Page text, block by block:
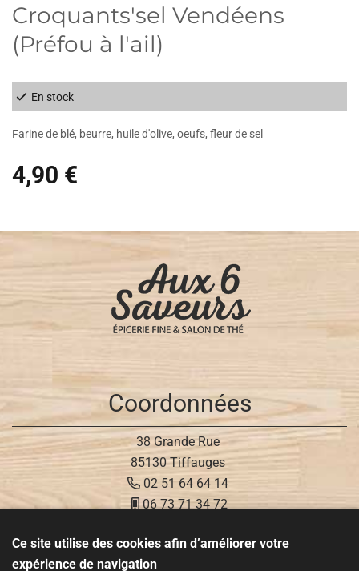
Croquants'sel Vendéens
(Préfou à l'ail)
En stock
Farine de blé, beurre, huile d'olive, oeufs, fleur de sel
4,90 €
Coordonnées
38 Grande Rue
85130 Tiffauges
02 51 64 64 14
06 73 71 34 72
Réseaux sociaux
Ce site utilise des cookies afin d’améliorer votre
expérience de navigation